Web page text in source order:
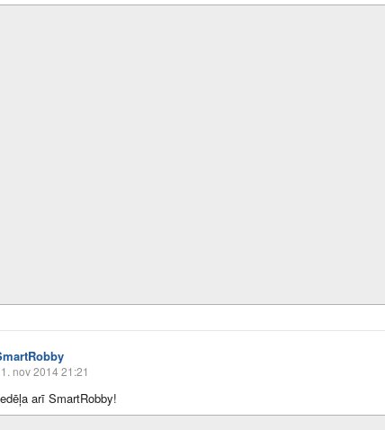
nov 2014 21:21
arī SmartRobby!